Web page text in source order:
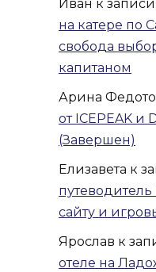
Иван к записи
на катере по
свобода
капитаном
Арина
от ICEPEAK и
(Завершен)
Елизавета к
сайту и
Ярослав к
отеле на